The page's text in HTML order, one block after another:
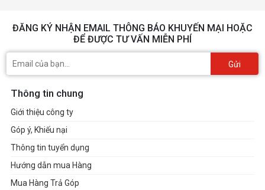
ĐĂNG KÝ NHẬN EMAIL THÔNG BÁO KHUYẾN MẠI HOẶC
ĐỂ ĐƯỢC TƯ VẤN MIỄN PHÍ
Gửi
Thông tin chung
Giới thiệu công ty
Góp ý, Khiếu nại
Thông tin tuyển dụng
Hướng dẫn mua Hàng
Mua Hàng Trả Góp